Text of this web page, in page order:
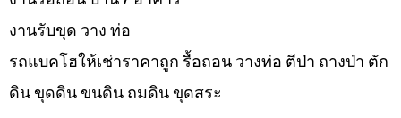
งานรับขุด วาง ท่อ
รถแบคโฮให้เช่าราคาถูก รื้อถอน วางท่อ ตีป่า ถางป่า ตัก
ดิน ขุดดิน ขนดิน ถมดิน ขุดสระ